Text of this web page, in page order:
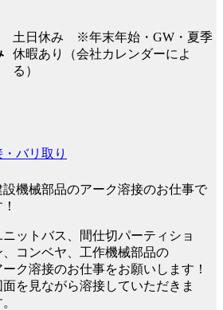
土日休み ※年末年始・GW・夏季
休暇あり（会社カレンダーによ
る）
バリ取り
設機械部品のアーク溶接のお仕事で
ニットバス、間仕切パーティショ
、コンベヤ、工作機械部品の
ーク溶接のお仕事をお願いします！
面を見ながら溶接していただきま